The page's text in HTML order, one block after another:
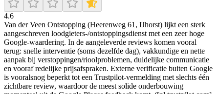
4.6
Van der Veen Ontstopping (Heerenweg 61, IJhorst) lijkt een sterk
aangeschreven loodgieters-/ontstoppingsdienst met een zeer hoge
Google-waardering. In de aangeleverde reviews komen vooral
terug: snelle interventie (soms dezelfde dag), vakkundige en nette
aanpak bij verstoppingen/rioolproblemen, duidelijke communicatie
en vooraf redelijke prijsafspraken. Externe verificatie buiten Google
is vooralsnog beperkt tot een Trustpilot-vermelding met slechts één
zichtbare review, waardoor de meest solide onderbouwing